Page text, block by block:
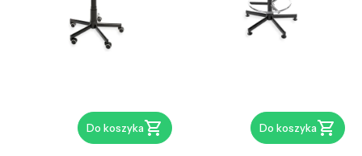
Do koszyka Do koszyka